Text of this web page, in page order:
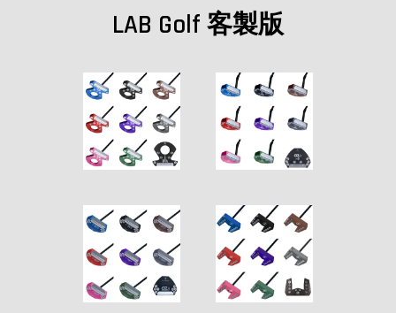
LAB Golf 客製版